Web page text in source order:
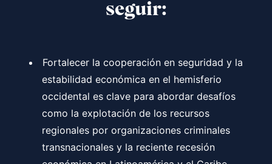
seguir:
Fortalecer la cooperación en seguridad y la
estabilidad económica en el hemisferio
occidental es clave para abordar desafíos
como la explotación de los recursos
regionales por organizaciones criminales
transnacionales y la reciente recesión